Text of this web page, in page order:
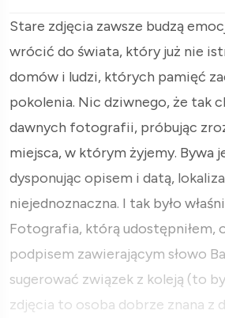
Stare zdjęcia zawsze budzą
wrócić do świata, który już nie
domów i ludzi, których pamięć
pokolenia. Nic dziwnego, że tak
dawnych fotografii, próbując
miejsca, w którym żyjemy. Bywa
dysponując opisem i datą,
niejednoznaczna. I tak było
Fotografia, którą udostępniłem,
podpisem zawierającym słowo
sugerować związek z koleją (to
zdjęcia to osoba dobrze znana z